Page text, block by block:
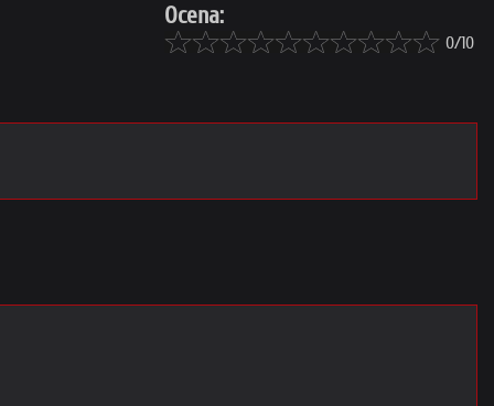
Ocena:
0/10